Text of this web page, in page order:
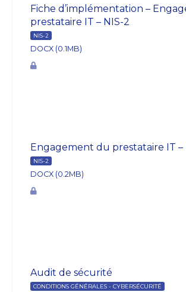
Fiche d’implémentation –
prestataire IT – NIS-2
NIS-2
DOCX (0.1MB)
Engagement du prestataire IT –
NIS-2
DOCX (0.2MB)
Audit de sécurité
CONDITIONS GÉNÉRALES - CYBERSÉCURITÉ